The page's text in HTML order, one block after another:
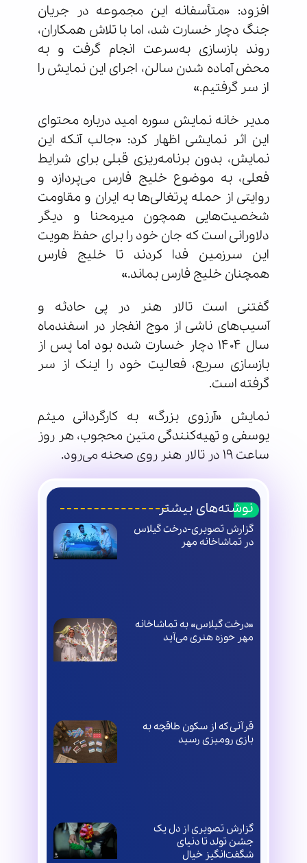
افزود: «متأسفانه این مجموعه در جریان
جنگ دچار خسارت شد، اما با تلاش همکاران،
روند بازسازی به‌سرعت انجام گرفت و به
محض آماده شدن سالن، اجرای این نمایش را
از سر گرفتیم.»
مدیر خانه نمایش سوره امید درباره محتوای
این اثر نمایشی اظهار کرد: «جالب آنکه این
نمایش، بدون برنامه‌ریزی قبلی برای شرایط
فعلی، به موضوع خلیج فارس می‌پردازد و
روایتی از حمله پرتغالی‌ها به ایران و مقاومت
شخصیت‌هایی همچون میرمحنا و دیگر
دلاورانی است که جان خود را برای حفظ هویت
این سرزمین فدا کردند تا خلیج فارس
همچنان خلیج فارس بماند.»
گفتنی است تالار هنر در پی حادثه و
آسیب‌های ناشی از موج انفجار در اسفندماه
سال ۱۴۰۴ دچار خسارت شده بود اما پس از
بازسازی سریع، فعالیت خود را اینک از سر
گرفته است.
نمایش «آرزوی بزرگ» به کارگردانی میثم
یوسفی و تهیه‌کنندگی متین محجوب، هر روز
ساعت ۱۹ در تالار هنر روی صحنه می‌رود.
نوشته‌های بیشتر
گزارش تصویری-درخت گیلاس
در تماشاخانه مهر
«درخت گیلاس» به تماشاخانه
مهر حوزه هنری می‌آید
قرآنی که از سکون طاقچه به
بازی رومیزی رسید
گزارش تصویری از دل یک
جشن تولد تا دنیای
شگفت‌انگیز خیال